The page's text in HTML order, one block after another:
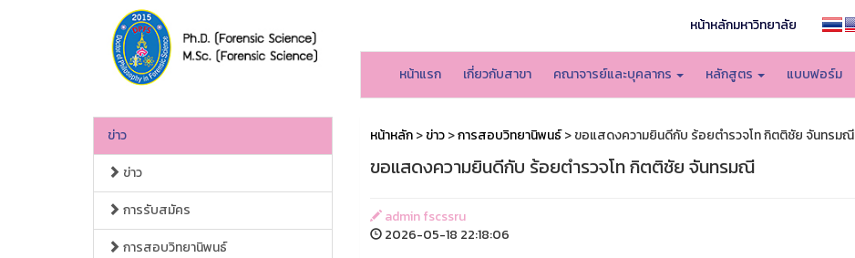
หน้าหลักมหาวิทยาลัย
หน้าแรก เกี่ยวกับสาขา คณาจารย์และบุคลากร หลักสูตร แบบฟอร์ม
ข่าว
ข่าว
การรับสมัคร
การสอบวิทยานิพนธ์
หน้าหลัก>ข่าว>การสอบวิทยานิพนธ์> ขอแสดงความยินดีกับ ร้อยตำรวจโท กิตติชัย จันทรมณี
ขอแสดงความยินดีกับ ร้อยตำรวจโท กิตติชัย จันทรมณี
admin fscssru
2026-05-18 22:18:06